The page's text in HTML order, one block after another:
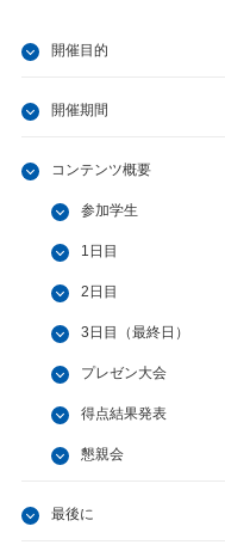
開催目的
開催期間
コンテンツ概要
参加学生
1日目
2日目
3日目（最終日）
プレゼン大会
得点結果発表
懇親会
最後に